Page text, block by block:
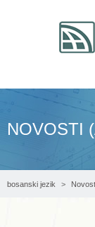
NOVOSTI
bosanski jezik